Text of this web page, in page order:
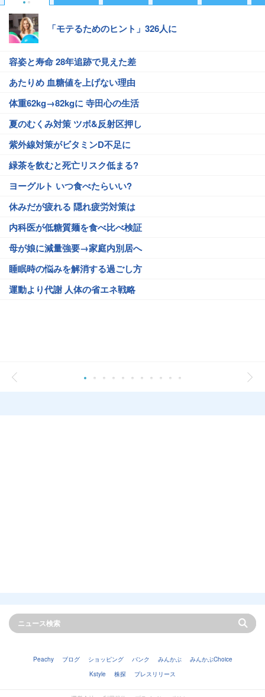
「モテるためのヒント」326人に
容姿と寿命 28年追跡で見えた差
あたりめ 血糖値を上げない理由
体重62kg→82kgに 寺田心の生活
夏のむくみ対策 ツボ&反射区押し
紫外線対策がビタミンD不足に
緑茶を飲むと死亡リスク低まる?
ヨーグルト いつ食べたらいい?
休みだが疲れる 隠れ疲労対策は
内科医が低糖質麺を食べ比べ検証
母が娘に減量強要→家庭内別居へ
睡眠時の悩みを解消する過ごし方
運動より代謝 人体の省エネ戦略
Peachy ブログ ショッピング バンク みんかぶ
みんかぶChoice
Kstyle
株探 プレスリリース